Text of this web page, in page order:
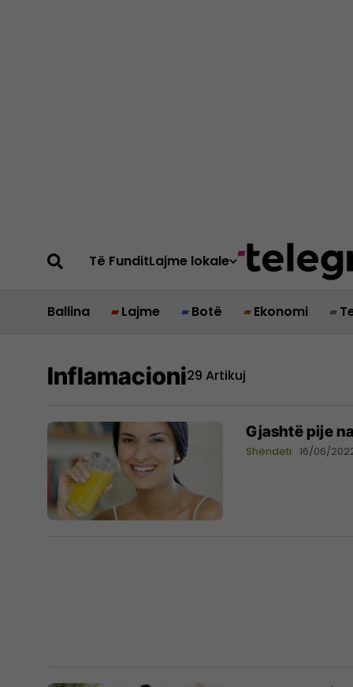
Të FunditLajme lokale
Ballina Lajme Botë Ekonomi
Inflamacioni29 Artikuj
Gjashtë pije
Shëndeti 16/06/